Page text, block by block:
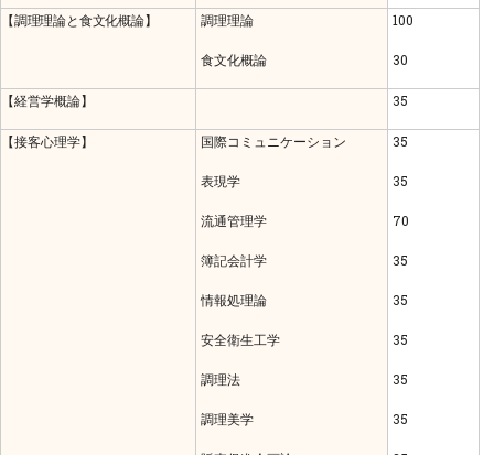
【調理理論と食文化概論】 調理理論 100
食文化概論 30
【経営学概論】 35
【接客心理学】 国際コミュニケーション 35
表現学 35
流通管理学 70
簿記会計学 35
情報処理論 35
安全衛生工学 35
調理法 35
調理美学 35